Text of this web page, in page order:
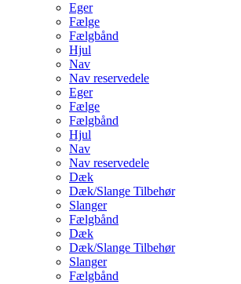
Eger
Fælge
Fælgbånd
Hjul
Nav
Nav reservedele
Eger
Fælge
Fælgbånd
Hjul
Nav
Nav reservedele
Dæk
Dæk/Slange Tilbehør
Slanger
Fælgbånd
Dæk
Dæk/Slange Tilbehør
Slanger
Fælgbånd